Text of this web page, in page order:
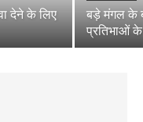
देने के लिए
बड़े मंगल के
प्रतिभाओं